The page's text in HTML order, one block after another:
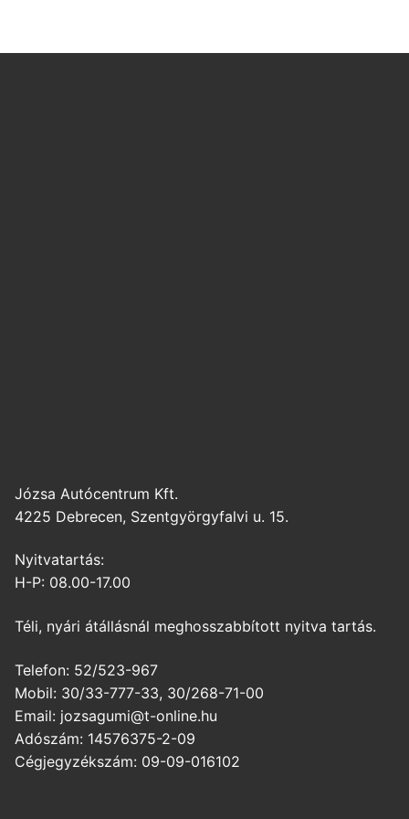
Józsa Autócentrum Kft.
4225 Debrecen, Szentgyörgyfalvi u. 15.
Nyitvatartás:
H-P: 08.00-17.00
Téli, nyári átállásnál meghosszabbított nyitva tartás.
Telefon: 52/523-967
Mobil: 30/33-777-33, 30/268-71-00
Email: jozsagumi@t-online.hu
Adószám: 14576375-2-09
Cégjegyzékszám: 09-09-016102